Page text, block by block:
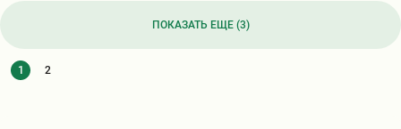
ПОКАЗАТЬ ЕЩЕ (3)
1 2